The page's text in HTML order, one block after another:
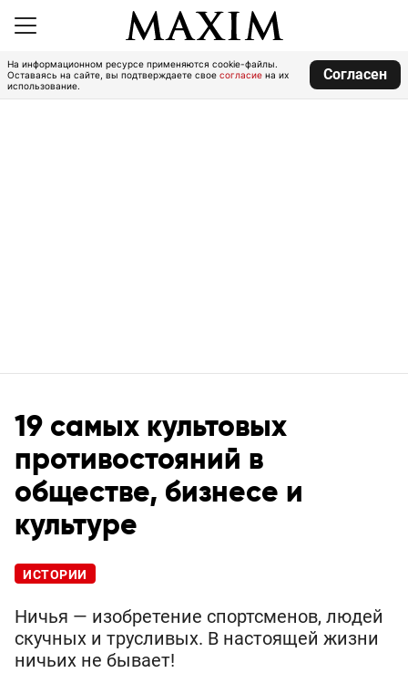
На информационном ресурсе применяются cookie-файлы.
Оставаясь на сайте, вы подтверждаете свое согласие на их
использование.
Согласен
19 самых культовых
противостояний в
обществе, бизнесе и
культуре
ИСТОРИИ
Ничья — изобретение спортсменов, людей
скучных и трусливых. В настоящей жизни
ничьих не бывает!